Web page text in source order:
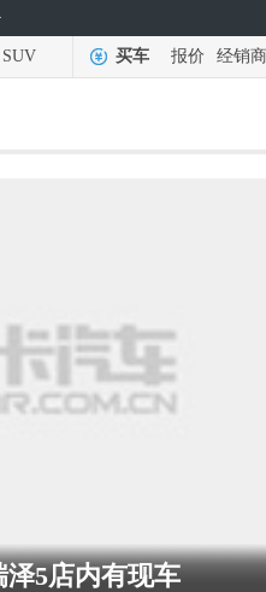
SUV 买车 报价 经销商
泽5店内有现车